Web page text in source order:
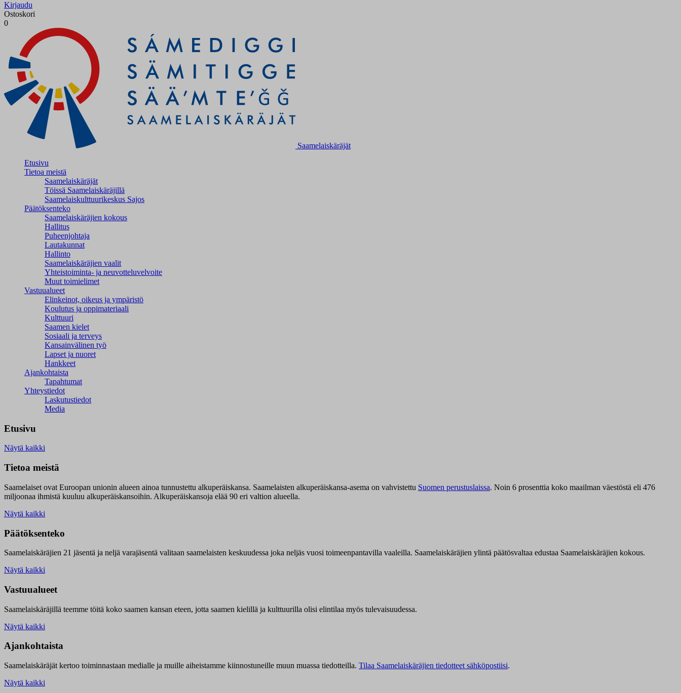
Kirjaudu
Ostoskori
0
Saamelaiskäräjät
Etusivu
Tietoa meistä
Saamelaiskäräjät
Töissä Saamelaiskäräjillä
Saamelaiskulttuuri­keskus Sajos
Päätöksenteko
Saamelaiskäräjien kokous
Hallitus
Puheenjohtaja
Lautakunnat
Hallinto
Saamelaiskäräjien vaalit
Yhteistoiminta- ja neuvotteluvelvoite
Muut toimielimet
Vastuualueet
Elinkeinot, oikeus ja ympäristö
Koulutus ja oppimateriaali
Kulttuuri
Saamen kielet
Sosiaali ja terveys
Kansainvälinen työ
Lapset ja nuoret
Hankkeet
Ajankohtaista
Tapahtumat
Yhteystiedot
Laskutustiedot
Media
Etusivu
Näytä kaikki
Tietoa meistä
Saamelaiset ovat Euroopan unionin alueen ainoa tunnustettu alkuperäiskansa. Saamelaisten alkuperäiskansa-asema on vahvistettu Suomen perustuslaissa. Noin 6 prosenttia koko maailman väestöstä eli 476
miljoonaa ihmistä kuuluu alkuperäiskansoihin. Alkuperäiskansoja elää 90 eri valtion alueella.
Näytä kaikki
Päätöksenteko
Saamelaiskäräjien 21 jäsentä ja neljä varajäsentä valitaan saamelaisten keskuudessa joka neljäs vuosi toimeenpantavilla vaaleilla. Saamelaiskäräjien ylintä päätösvaltaa edustaa Saamelaiskäräjien kokous.
Näytä kaikki
Vastuualueet
Saamelaiskäräjillä teemme töitä koko saamen kansan eteen, jotta saamen kielillä ja kulttuurilla olisi elintilaa myös tulevaisuudessa.
Näytä kaikki
Ajankohtaista
Saamelaiskäräjät kertoo toiminnastaan medialle ja muille aiheistamme kiinnostuneille muun muassa tiedotteilla. Tilaa Saamelaiskäräjien tiedotteet sähköpostiisi.
Näytä kaikki